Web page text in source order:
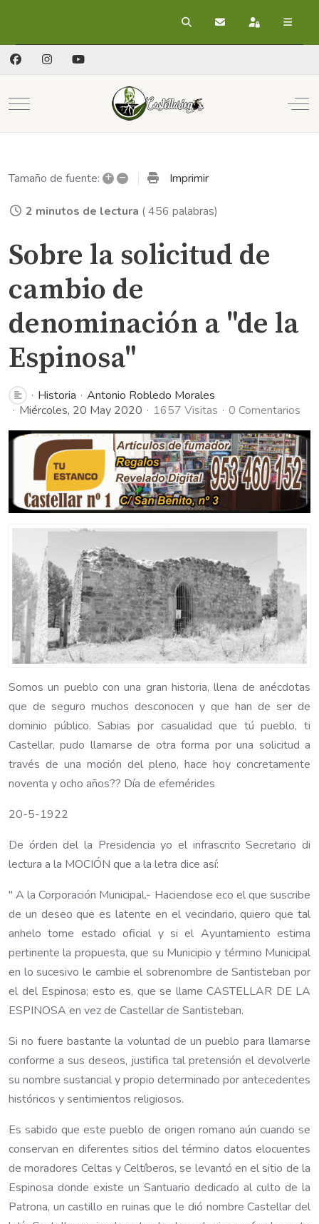
BuscarSuscribirse a las
Registrarse
Mobile Menu Toggle
Tamaño de fuente: + – Imprimir
2 minutos de lectura ( 456 palabras)
Sobre la solicitud de
cambio de
denominación a "de la
Espinosa"
Historia
Antonio Robledo Morales
Miércoles, 20 May 2020
1657 Visitas 0 Comentarios
Somos un pueblo con una gran historia, llena de anécdotas
que de seguro muchos desconocen y que han de ser de
dominio público. Sabias por casualidad que tú pueblo, ti
Castellar, pudo llamarse de otra forma por una solicitud a
través de una moción del pleno, hace hoy concretamente
noventa y ocho años?? Día de efemérides
20-5-1922
De órden del la Presidencia yo el infrascrito Secretario di
lectura a la MOCIÓN que a la letra dice así:
" A la Corporación Municipal.- Haciendose eco el que suscribe
de un deseo que es latente en el vecindario, quiero que tal
anhelo tome estado oficial y si el Ayuntamiento estima
pertinente la propuesta, que su Municipio y término Municipal
en lo sucesivo le cambie el sobrenombre de Santisteban por
el del Espinosa; esto es, que se llame CASTELLAR DE LA
ESPINOSA en vez de Castellar de Santisteban.
Si no fuere bastante la voluntad de un pueblo para llamarse
conforme a sus deseos, justifica tal pretensión el devolverle
su nombre sustancial y propio determinado por antecedentes
históricos y sentimientos religiosos.
Es sabido que este pueblo de origen romano aún cuando se
conservan en diferentes sitios del término datos elocuentes
de moradores Celtas y Celtíberos, se levantó en el sitio de la
Espinosa donde existe un Santuario dedicado al culto de la
Patrona, un castillo en ruinas que le dió nombre Castellar del